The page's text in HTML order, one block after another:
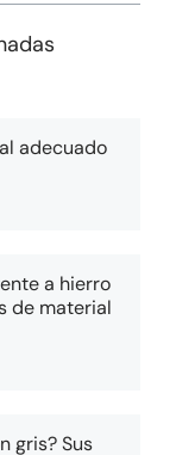
adecuado
a hierro
de material
gris? Sus